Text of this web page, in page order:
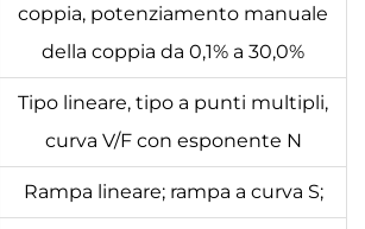
coppia, potenziamento manuale
della coppia da 0,1% a 30,0%
Tipo lineare, tipo a punti multipli,
curva V/F con esponente N
Rampa lineare; rampa a curva S;